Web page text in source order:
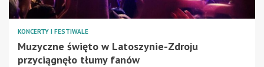
KONCERTY I FESTIWALE
Muzyczne święto w Latoszynie-Zdroju
przyciągnęło tłumy fanów